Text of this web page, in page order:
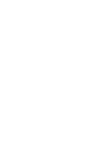
lisätietoja